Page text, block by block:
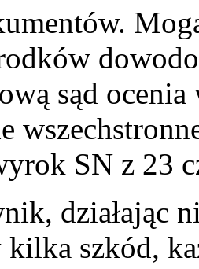
sąd ocenia
SN z 23
działając
kilka szkód,